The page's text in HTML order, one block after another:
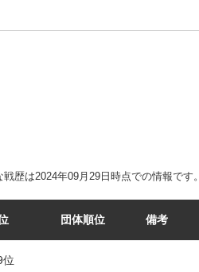
歴は2024年09月29日時点での情報です。
団体順位 備考
位